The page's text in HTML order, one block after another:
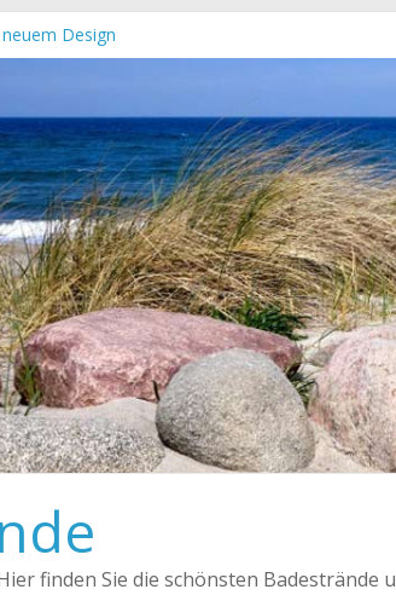
Design
Neuer Online-Shop verfügbar
Mecklenburg-Vorpommern erschienen
finden Sie die schönsten